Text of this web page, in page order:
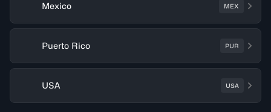
Mexico MEX
Puerto Rico PUR
USA USA